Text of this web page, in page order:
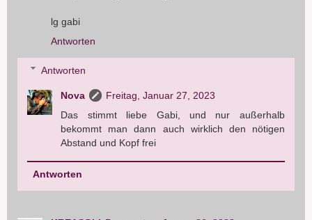
lg gabi
Antworten
Antworten
Nova
Freitag, Januar 27, 2023
Das stimmt liebe Gabi, und nur außerhalb
bekommt man dann auch wirklich den nötigen
Abstand und Kopf frei
Antworten